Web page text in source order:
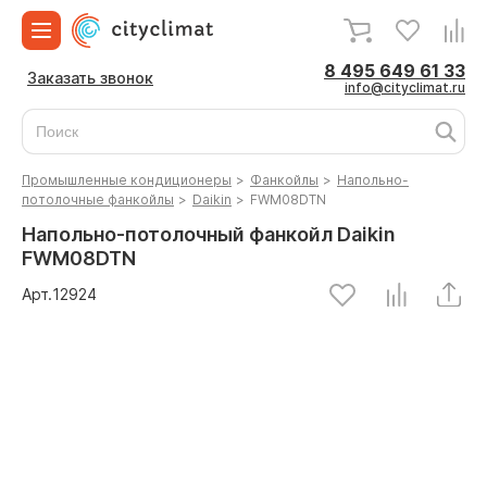
Заказать звонок 8 495 649 61 33
info@cityclimat.ru
Промышленные кондиционеры > Фанкойлы > Напольно-
потолочные фанкойлы > Daikin > FWM08DTN
Напольно-потолочный фанкойл Daikin
FWM08DTN
Арт.12924